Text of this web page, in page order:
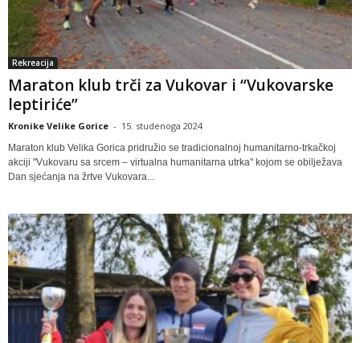
Rekreacija
Maraton klub trči za Vukovar i “Vukovarske
leptiriće”
Kronike Velike Gorice - 15. studenoga 2024
Maraton klub Velika Gorica pridružio se tradicionalnoj humanitarno-trkačkoj
akciji "Vukovaru sa srcem – virtualna humanitarna utrka" kojom se obilježava
Dan sjećanja na žrtve Vukovara...